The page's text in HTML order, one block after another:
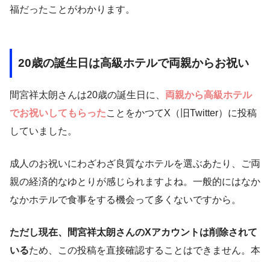
福だったことがわかります。
20歳の誕生日は高級ホテルで両親からお祝い
間宮祥太朗さんは20歳の誕生日に、 両親から高級ホテル
でお祝いしてもらったことをかつてX（旧Twitter）に投稿
していました。
成人のお祝いにわざわざ良質なホテルを選ぶあたり、ご両
親の経済的なゆとりが感じられますよね。一般的にはなか
なかホテルで食事をする機会って多くないですから。
ただし現在、間宮祥太朗さんのXアカウントは削除されて
いるため、この投稿を直接確認することはできません。本